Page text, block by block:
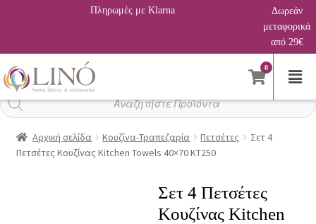
Πληρωμές με Klarna
Δωρεάν
μεταφορικά
από 29€
0
Αναζήτηση
προϊόντων
Αρχική σελίδα Κουζίνα-Τραπεζαρία Πετσέτες
Σετ 4
Πετσέτες Κουζίνας Kitchen Towels 40×70 KT250
Σετ 4 Πετσέτες
Κουζίνας Kitchen